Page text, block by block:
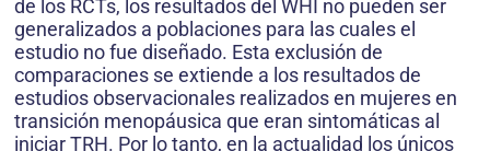
de los RCTs, los resultados del WHI no pueden ser
generalizados a poblaciones para las cuales el
estudio no fue diseñado. Esta exclusión de
comparaciones se extiende a los resultados de
estudios observacionales realizados en mujeres en
transición menopáusica que eran sintomáticas al
iniciar TRH. Por lo tanto, en la actualidad los únicos